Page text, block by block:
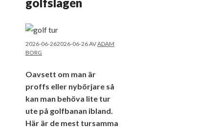
golfslagen
2026-06-262026-06-26AVADAM
BORG
Oavsett om man är
proffs eller nybörjare så
kan man behöva lite tur
ute på golfbanan ibland.
Här är de mest tursamma